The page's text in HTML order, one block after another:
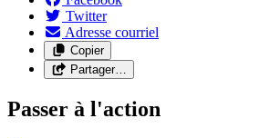
Twitter
Adresse courriel
Copier
Partager…
Passer à l'action